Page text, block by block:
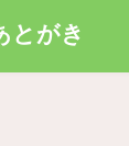
とがき